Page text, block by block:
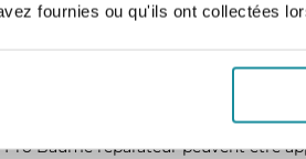
fournies ou qu'ils ont collectées
d’un peeling avant et
le meilleur soin à vos patients
Préparer la peau de votre patient au
:
Stimuler le renouvellement
Pro Baume réparateur peuvent être